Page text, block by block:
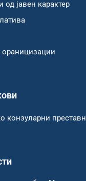
јавен карактер
конзуларни